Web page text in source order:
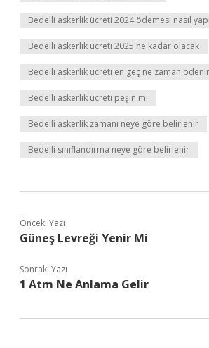
Bedelli askerlik ücreti 2024 ödemesi nasıl
Bedelli askerlik ücreti 2025 ne kadar olacak
Bedelli askerlik ücreti en geç ne zaman ödenir
Bedelli askerlik ücreti peşin mi
Bedelli askerlik zamanı neye göre belirlenir
Bedelli sınıflandırma neye göre belirlenir
Önceki Yazı
Güneş Levreği Yenir Mi
Sonraki Yazı
1 Atm Ne Anlama Gelir